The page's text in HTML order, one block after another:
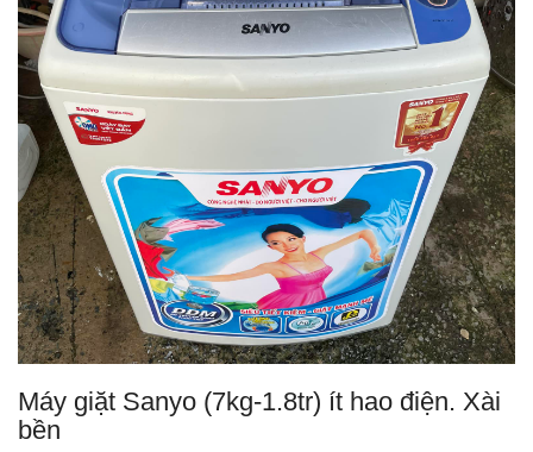
Máy giặt Sanyo (7kg-1.8tr) ít hao điện. Xài
bền